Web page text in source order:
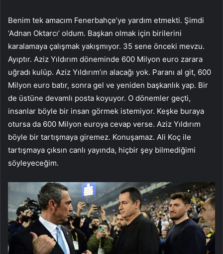
Benim tek amacım Fenerbahçe’ye yardım etmekti. Şimdi
‘Adnan Oktarcı’ oldum. Başkan olmak için birilerini
karalamaya çalışmak yakışmıyor. 35 sene önceki mevzu.
Ayıptır. Aziz Yıldırım döneminde 600 Milyon euro zarara
uğradı kulüp. Aziz Yıldırım’ın alacağı yok. Paranı al git, 600
Milyon euro batır, sonra gel ve yeniden başkanlık yap. Bir
de üstüne devamlı posta koyuyor. O dönemler geçti,
insanlar böyle bir insan görmek istemiyor. Keşke buraya
otursa da 600 Milyon euroya cevap verse. Aziz Yıldırım
böyle bir tartışmaya giremez. Konuşamaz. Ali Koç ile
tartışmaya çıksın canlı yayında, hiçbir şey bilmediğimi
söyleyeceğim.